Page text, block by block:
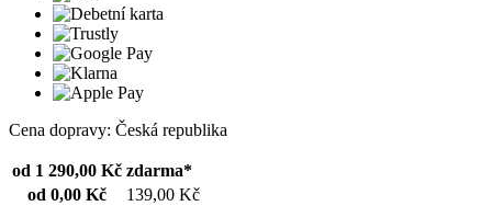
Cena dopravy: Česká republika
od 1 290,00 Kč zdarma*
od 0,00 Kč
139,00 Kč